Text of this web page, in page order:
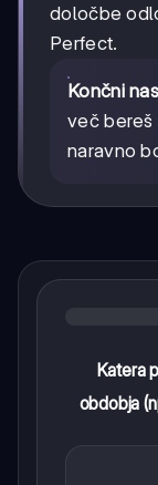
določbe
Perfect.
Končni
več bereš
naravno
Katera
obdobja